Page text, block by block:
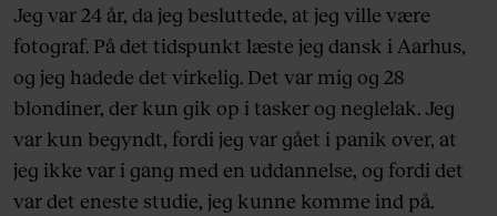
Jeg var 24 år, da jeg besluttede, at jeg ville være
fotograf. På det tidspunkt læste jeg dansk i Aarhus,
og jeg hadede det virkelig. Det var mig og 28
blondiner, der kun gik op i tasker og neglelak. Jeg
var kun begyndt, fordi jeg var gået i panik over, at
jeg ikke var i gang med en uddannelse, og fordi det
var det eneste studie, jeg kunne komme ind på.